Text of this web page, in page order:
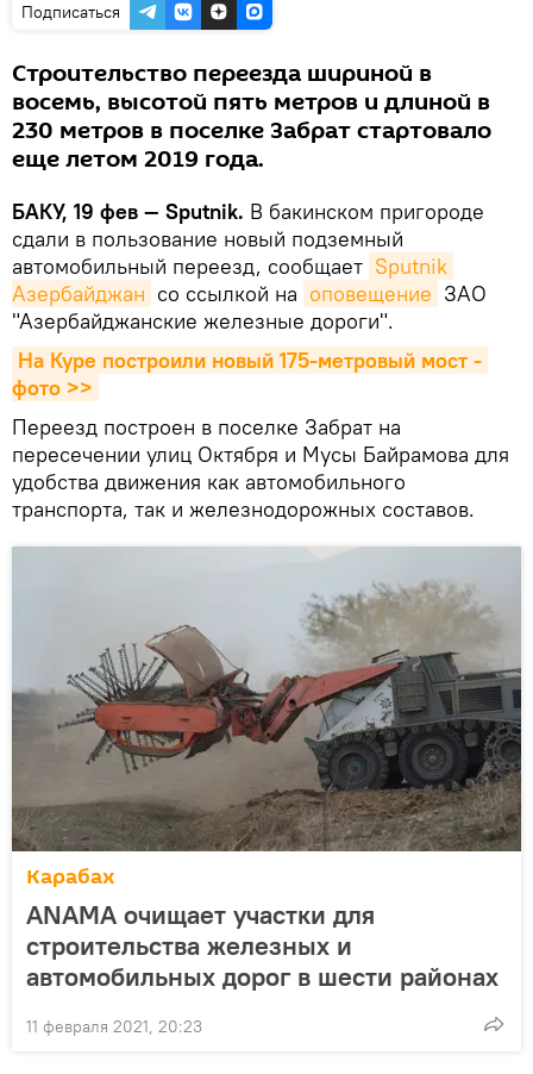
Подписаться
Строительство переезда шириной в
восемь, высотой пять метров и длиной в
230 метров в поселке Забрат стартовало
еще летом 2019 года.
БАКУ, 19 фев — Sputnik. В бакинском пригороде
сдали в пользование новый подземный
автомобильный переезд, сообщает Sputnik
Азербайджан со ссылкой на оповещение ЗАО
"Азербайджанские железные дороги".
На Куре построили новый 175-метровый мост -
фото >>
Переезд построен в поселке Забрат на
пересечении улиц Октября и Мусы Байрамова для
удобства движения как автомобильного
транспорта, так и железнодорожных составов.
Карабах
ANAMA очищает участки для
строительства железных и
автомобильных дорог в шести районах
11 февраля 2021, 20:23